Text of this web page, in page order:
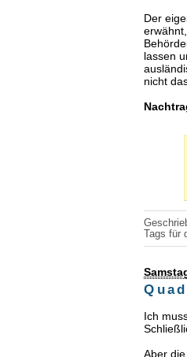
Der
lassen
nicht
Tags
Ich
Aber